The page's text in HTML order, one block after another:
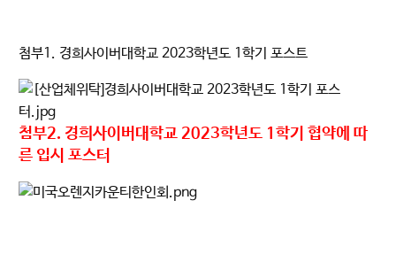
첨부1. 경희사이버대학교 2023학년도 1학기 포스트
첨부2. 경희사이버대학교 2023학년도 1 학기 협약에 따
른 입시 포스터